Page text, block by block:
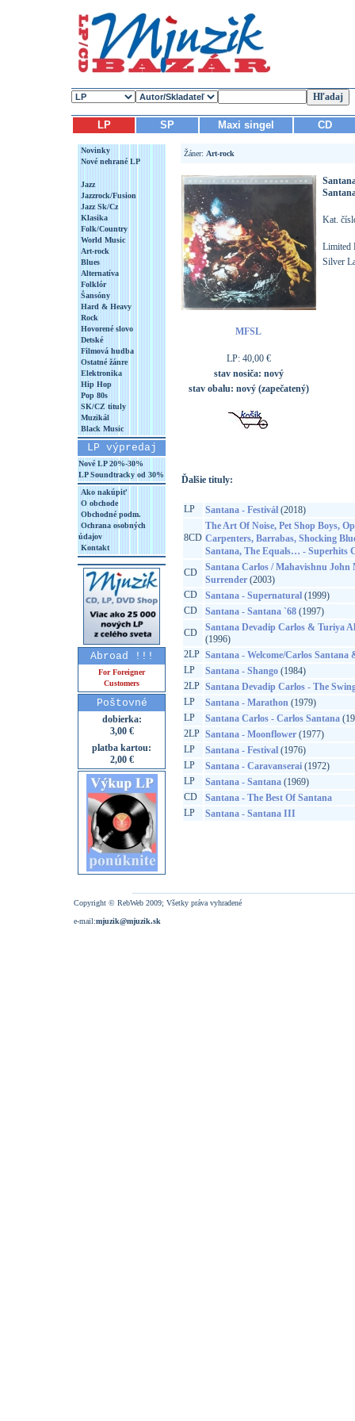
LP SP Maxi singel CD
Novinky
Nové nehrané LP
Jazz
Jazzrock/Fusion
Jazz Sk/Cz
Klasika
Folk/Country
World Music
Art-rock
Blues
Alternatíva
Folklór
Šansóny
Hard & Heavy
Rock
Hovorené slovo
Detské
Filmová hudba
Ostatné žánre
Elektronika
Hip Hop
Pop 80s
SK/CZ tituly
Muzikál
Black Music
LP výpredaj
Nové LP 20%-30%
LP Soundtracky od 30%
Ako nakúpiť
O obchode
Obchodné podm.
Ochrana osobných
údajov
Kontakt
Abroad !!!
For Foreigner
Customers
Poštovné
dobierka:
3,00 €
platba kartou:
2,00 €
Žáner: Art-rock
MFSL
LP: 40,00 €
stav nosiča: nový
stav obalu: nový (zapečatený)
Kat.
Limited
Silver
Ďalšie tituly:
LP Santana - Festivál(2018)
8CD
The Art Of Noise, Pet Shop Boys,
Carpenters, Barrabas, Shocking
Santana, The Equals… - Superhits
CD
Santana Carlos / Mahavishnu John
Surrender(2003)
CD
Santana - Supernatural(1999)
CD
Santana - Santana `68(1997)
CD
Santana Devadip Carlos & Turiya
(1996)
2LP Santana - Welcome/Carlos
LP
Santana - Shango(1984)
2LP Santana Devadip Carlos - The
LP
Santana - Marathon(1979)
LP
Santana Carlos - Carlos Santana
2LP Santana - Moonflower(1977)
LP
Santana - Festival(1976)
LP
Santana - Caravanserai(1972)
LP
Santana - Santana(1969)
CD
Santana - The Best Of Santana
LP
Santana - Santana III
Copyright © RebWeb 2009; Všetky práva vyhradené
e-mail:mjuzik@mjuzik.sk